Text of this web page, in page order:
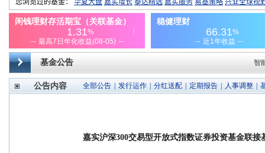
基金公告 智
公告内容 全部公告 发行运作 分红送配 定期报告 人事调整
嘉实沪深300交易型开放式指数证券投资基金联